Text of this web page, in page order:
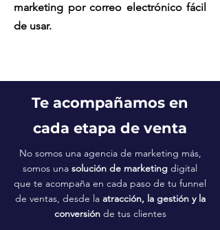
marketing por correo electrónico fácil
de usar.
Te acompañamos en
cada etapa de venta
No somos una agencia de marketing más,
somos una solución de marketing digital
que te acompaña en cada paso de tu funnel
de ventas, desde la atracción, la gestión y la
conversiónde tus clientes